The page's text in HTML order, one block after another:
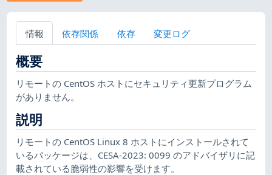
情報 依存関係 依存 変更ログ
概要
リモートの CentOS ホストにセキュリティ更新プログラム
がありません。
説明
リモートの CentOS Linux 8 ホストにインストールされて
いるパッケージは、CESA-2023: 0099 のアドバイザリに記
載されている脆弱性の影響を受けます。